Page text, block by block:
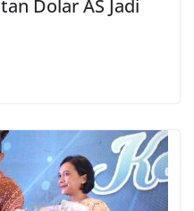
Dolar AS Jadi